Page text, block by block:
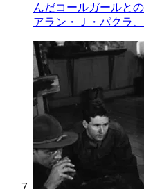
んだコールガールと
アラン・Ｊ・パクラ